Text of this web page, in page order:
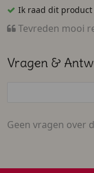
Ik raad dit product
Tevreden mooi
Vragen &
Geen vragen over